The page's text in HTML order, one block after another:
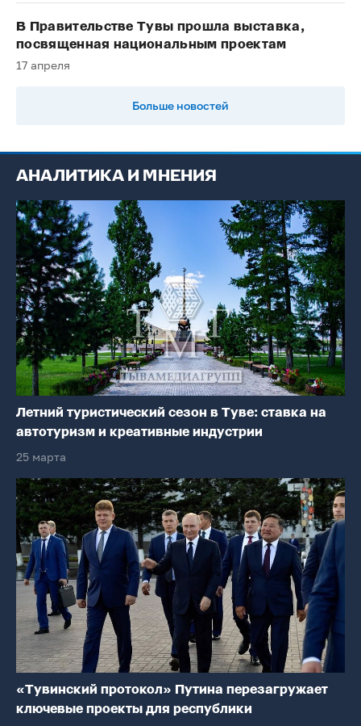
В Правительстве Тувы прошла выставка,
посвященная национальным проектам
17 апреля
Больше новостей
АНАЛИТИКА И МНЕНИЯ
Летний туристический сезон в Туве: ставка на
автотуризм и креативные индустрии
25 марта
«Тувинский протокол» Путина перезагружает
ключевые проекты для республики